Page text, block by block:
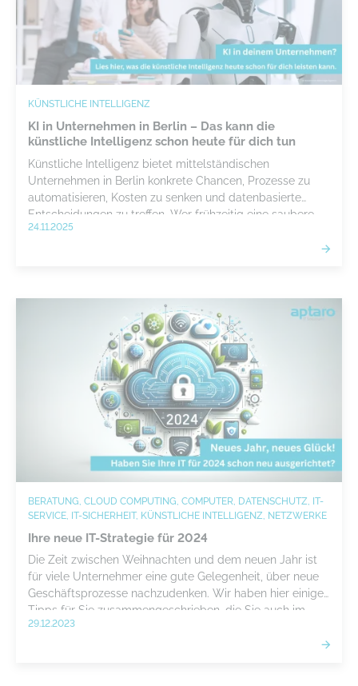
KÜNSTLICHE INTELLIGENZ
KI in Unternehmen in Berlin – Das kann die
künstliche Intelligenz schon heute für dich tun
Künstliche Intelligenz bietet mittelständischen
Unternehmen in Berlin konkrete Chancen, Prozesse zu
automatisieren, Kosten zu senken und datenbasierte
Entscheidungen zu treffen. Wer frühzeitig eine saubere
Strategie entwickelt und KI strukturiert einführt, sichert
24.11.2025
BERATUNG, CLOUD COMPUTING, COMPUTER, DATENSCHUTZ, IT-
SERVICE, IT-SICHERHEIT, KÜNSTLICHE INTELLIGENZ, NETZWERKE
Ihre neue IT-Strategie für 2024
Die Zeit zwischen Weihnachten und dem neuen Jahr ist
für viele Unternehmer eine gute Gelegenheit, über neue
Geschäftsprozesse nachzudenken. Wir haben hier einige
Tipps für Sie zusammengeschrieben, die Sie auch im
neuen Jahr weiter nach vorne bringen können.
29.12.2023